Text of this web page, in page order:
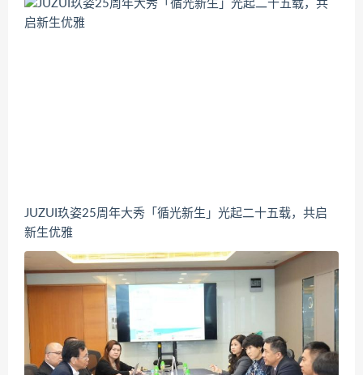
JUZUI玖姿25周年大秀「循光新生」光起二十五载，共启
新生优雅